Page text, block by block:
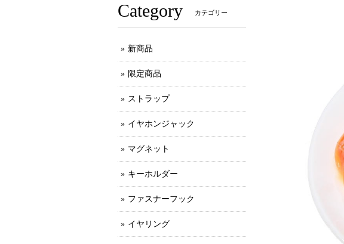
Category カテゴリー
新商品
限定商品
ストラップ
イヤホンジャック
マグネット
キーホルダー
ファスナーフック
イヤリング